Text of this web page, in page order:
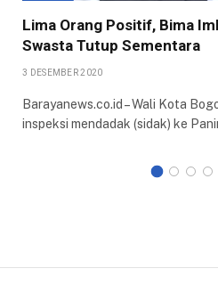
Lima Orang Positif, Bima
Swasta Tutup Sementara
3 DESEMBER 2020
Barayanews.co.id – Wali Kota
inspeksi mendadak (sidak) ke